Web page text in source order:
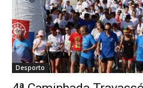
Desporto